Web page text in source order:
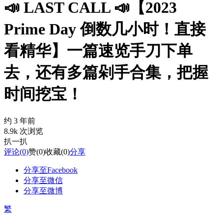
📣 LAST CALL 📣【2023
Prime Day 倒数几小时！直接
看精华】一篇速览手刀下单
去，还有多篇剁手合集，把握
时间挖宝！
约 3 年前
8.9k 次浏览
扒一扒
评论(0)赞(0)收藏(0)分享
分享至Facebook
分享至微信
分享至微博
繁